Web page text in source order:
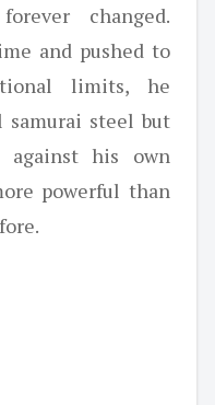
changed.
and pushed to
limits, he
steel but
his own
powerful than